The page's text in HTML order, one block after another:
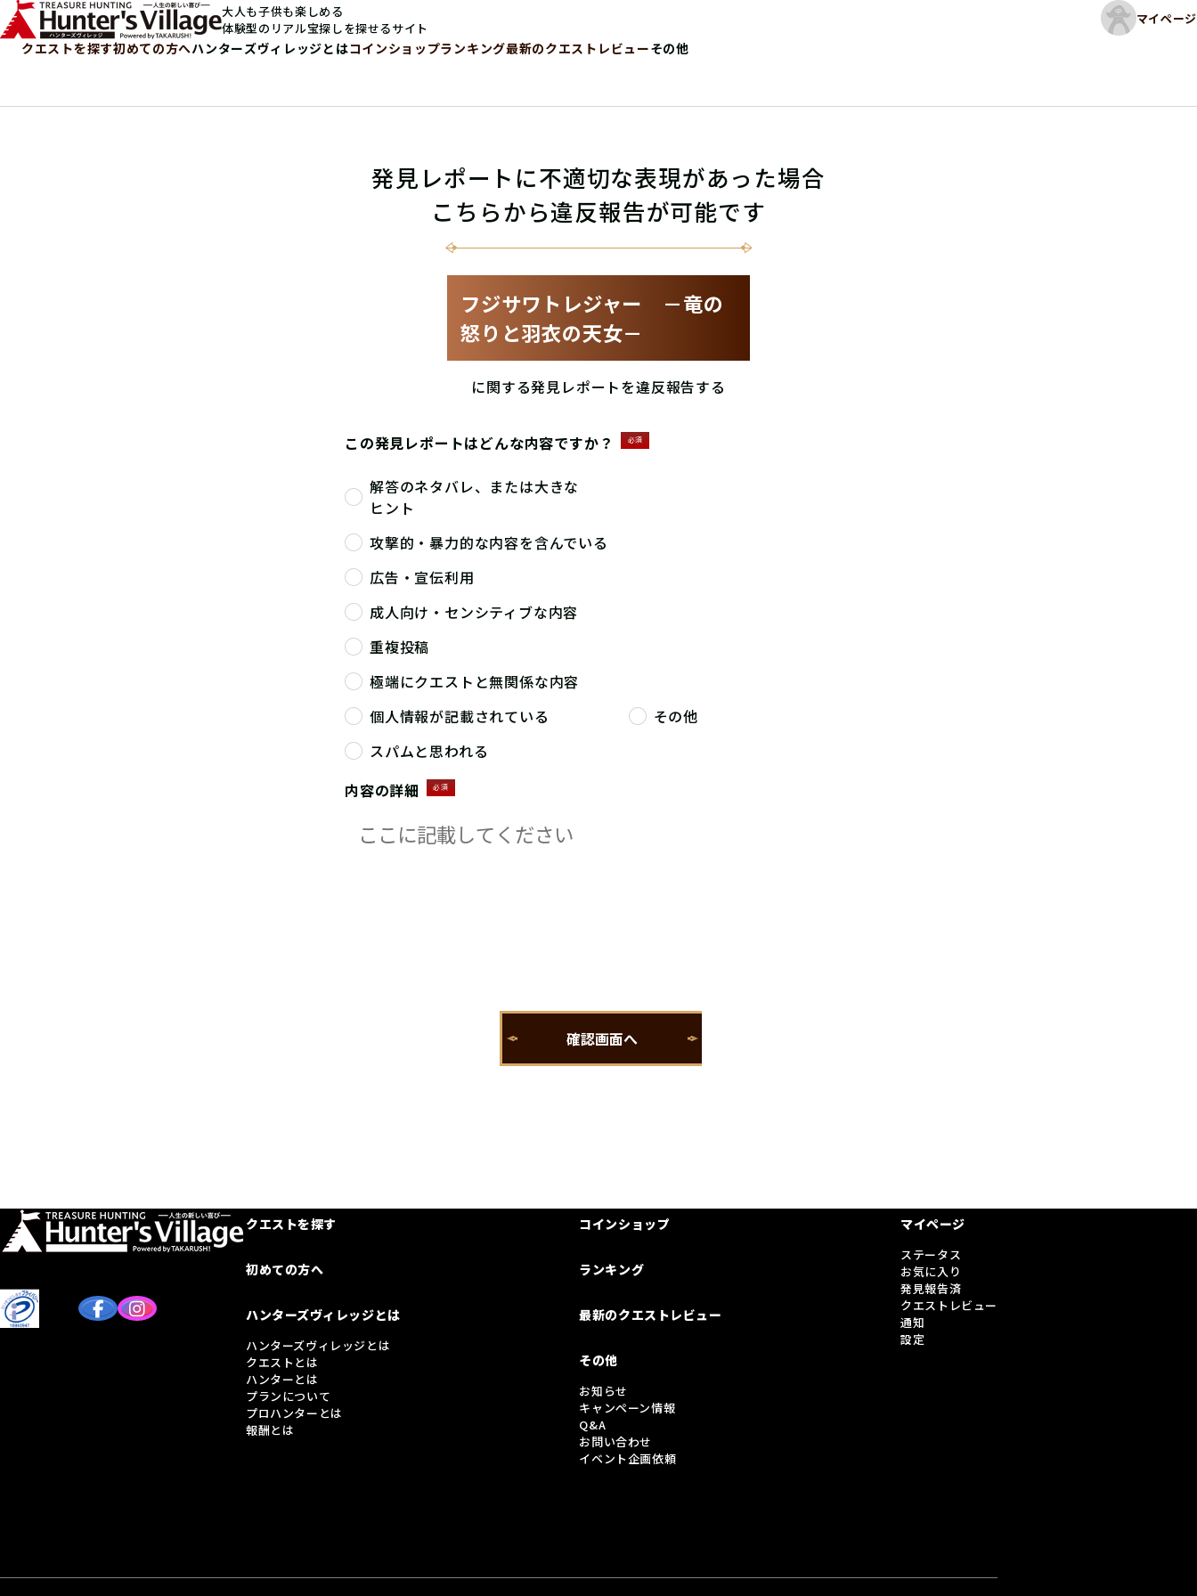
大人も子供も楽しめる
体験型のリアル宝探しを探せるサイト
マイページ
クエストを探す初めての方へハンターズヴィレッジとはコインショップランキング最新のクエストレビューその他
発見レポートに不適切な表現があった場合
こちらから違反報告が可能です
フジサワトレジャー －竜の
怒りと羽衣の天女－
に関する発見レポートを違反報告する
この発見レポートはどんな内容ですか？ 必須
解答のネタバレ、または大きな
ヒント
攻撃的・暴力的な内容を含んでいる
広告・宣伝利用
成人向け・センシティブな内容
重複投稿
極端にクエストと無関係な内容
個人情報が記載されている
その他
スパムと思われる
内容の詳細
必須
クエストを探す
初めての方へ
ハンターズヴィレッジとは
ハンターズヴィレッジとは
クエストとは
ハンターとは
プランについて
プロハンターとは
報酬とは
コインショップ
ランキング
最新のクエストレビュー
その他
お知らせ
キャンペーン情報
Q&A
お問い合わせ
イベント企画依頼
マイページ
ステータス
お気に入り
発見報告済
クエストレビュー
通知
設定